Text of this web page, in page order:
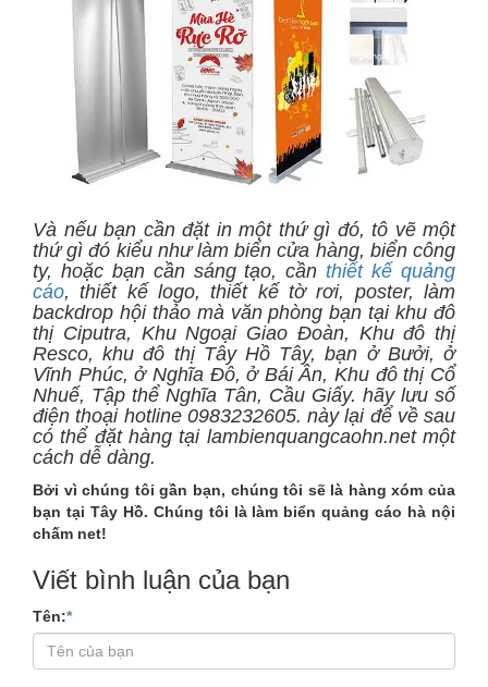
Và nếu bạn cần đặt in một thứ gì đó, tô vẽ một
thứ gì đó kiểu như làm biển cửa hàng, biển công
ty, hoặc bạn cần sáng tạo, cầnthiết kế quảng
cáo, thiết kế logo, thiết kế tờ rơi, poster, làm
backdrop hội thảo mà văn phòng bạn tại khu đô
thị Ciputra, Khu Ngoại Giao Đoàn, Khu đô thị
Resco, khu đô thị Tây Hồ Tây, bạn ở Bưởi, ở
Vĩnh Phúc, ở Nghĩa Đô, ở Bái Ân, Khu đô thị Cổ
Nhuế, Tập thể Nghĩa Tân, Cầu Giấy. hãy lưu số
điện thoại hotline 0983232605. này lại để về sau
có thể đặt hàng tại lambienquangcaohn.net một
cách dễ dàng.
Bởi vì chúng tôi gần bạn, chúng tôi sẽ là hàng xóm của
bạn tại Tây Hồ. Chúng tôi là làm biển quảng cáo hà nội
chấm net!
Viết bình luận của bạn
Tên:*